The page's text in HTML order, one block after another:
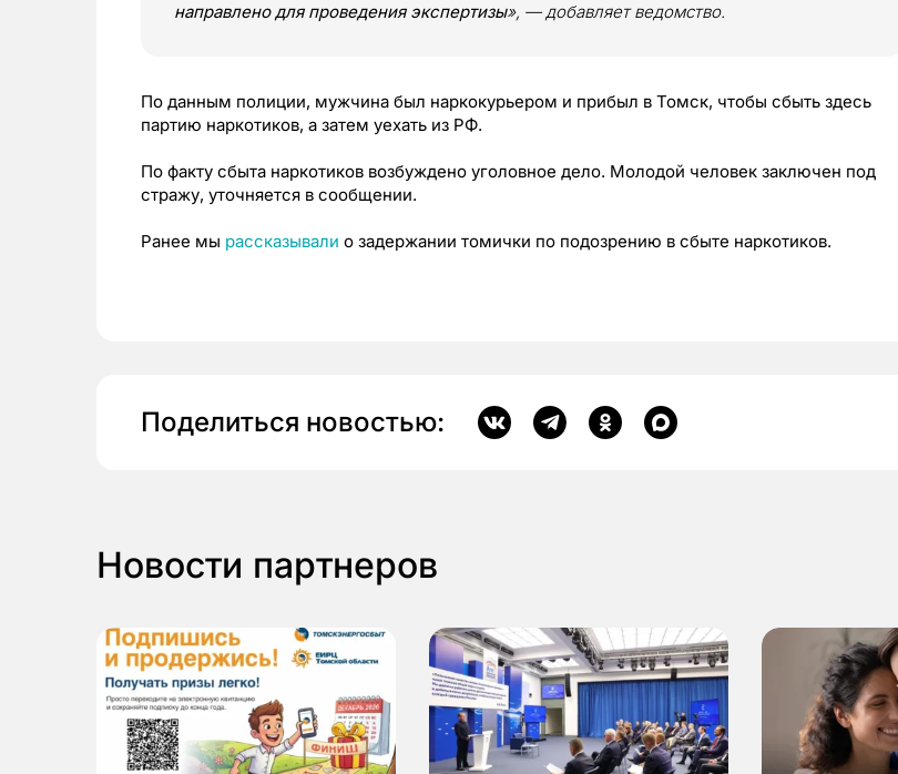
направлено для проведения экспертизы», — добавляет ведомство.
По данным полиции, мужчина был наркокурьером и прибыл в Томск, чтобы сбыть здесь
партию наркотиков, а затем уехать из РФ.
По факту сбыта наркотиков возбуждено уголовное дело. Молодой человек заключен под
стражу, уточняется в сообщении.
Ранее мы рассказывали о задержании томички по подозрению в сбыте наркотиков.
Поделиться новостью:
Новости партнеров